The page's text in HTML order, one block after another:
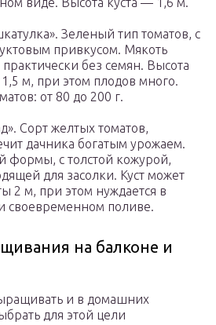
Зеленый тип томатов, с
привкусом. Мякоть
без семян. Высота
1,5 м, при этом плодов много.
от 80 до 200 г.
Сорт желтых томатов,
дачника богатым урожаем.
формы, с толстой кожурой,
для засолки. Куст может
2 м, при этом нуждается в
своевременном поливе.
на балконе и
и в домашних
для этой цели